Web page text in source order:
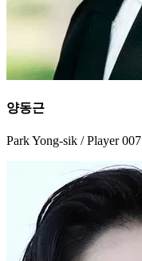
양동근
Park Yong-sik / Player 007